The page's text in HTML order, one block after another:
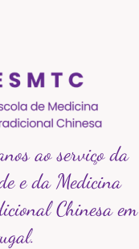
ao serviço da
e da Medicina
Chinesa em